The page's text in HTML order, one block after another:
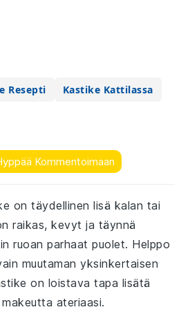
Resepti Kastike Kattilassa
Kommentoimaan
on täydellinen lisä kalan tai
raikas, kevyt ja täynnä
ruoan parhaat puolet. Helppo
muutaman yksinkertaisen
on loistava tapa lisätä
ateriaasi.